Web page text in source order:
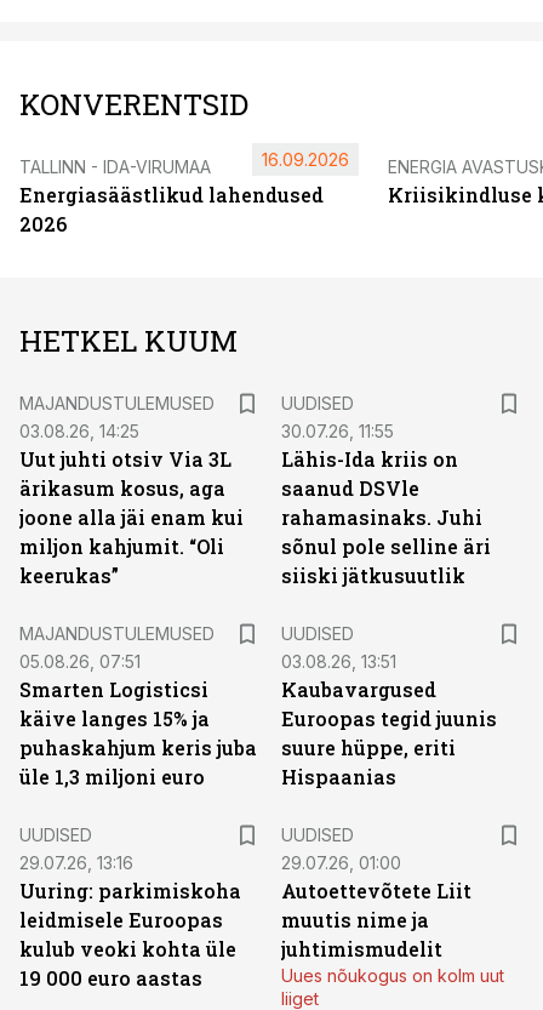
KONVERENTSID
TALLINN - IDA-VIRUMAA
Energiasäästlikud lahendused
2026
16.09.2026 ENERGIA
Kriisikindluse
HETKEL KUUM
MAJANDUSTULEMUSED
03.08.26, 14:25
Uut juhti otsiv Via 3L
ärikasum kosus, aga
joone alla jäi enam kui
miljon kahjumit. “Oli
keerukas”
UUDISED
30.07.26, 11:55
Lähis-Ida kriis on
saanud DSVle
rahamasinaks. Juhi
sõnul pole selline äri
siiski jätkusuutlik
MAJANDUSTULEMUSED
05.08.26, 07:51
Smarten Logisticsi
käive langes 15% ja
puhaskahjum keris juba
üle 1,3 miljoni euro
UUDISED
03.08.26, 13:51
Kaubavargused
Euroopas tegid juunis
suure hüppe, eriti
Hispaanias
UUDISED
29.07.26, 13:16
Uuring: parkimiskoha
leidmisele Euroopas
kulub veoki kohta üle
19 000 euro aastas
UUDISED
29.07.26, 01:00
Autoettevõtete Liit
muutis nime ja
juhtimismudelit
Uues nõukogus on kolm uut
liiget